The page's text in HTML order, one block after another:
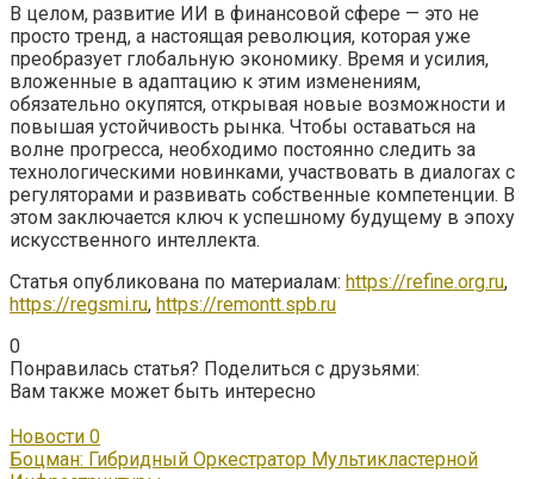
В целом, развитие ИИ в финансовой сфере — это не
просто тренд, а настоящая революция, которая уже
преобразует глобальную экономику. Время и усилия,
вложенные в адаптацию к этим изменениям,
обязательно окупятся, открывая новые возможности и
повышая устойчивость рынка. Чтобы оставаться на
волне прогресса, необходимо постоянно следить за
технологическими новинками, участвовать в диалогах с
регуляторами и развивать собственные компетенции. В
этом заключается ключ к успешному будущему в эпоху
искусственного интеллекта.
Статья опубликована по материалам: https://refine.org.ru,
https://regsmi.ru, https://remontt.spb.ru
0
Понравилась статья? Поделиться с друзьями:
Вам также может быть интересно
Новости 0
Боцман: Гибридный Оркестратор Мультикластерной